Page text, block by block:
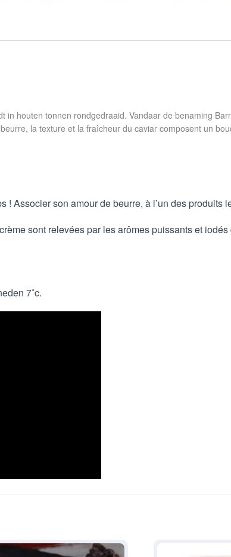
in houten tonnen rondgedraaid. Vandaar de benaming
beurre, la texture et la fraîcheur du caviar composent un
Associer son amour de beurre, à l’un des produits
sont relevées par les arômes puissants et
7˚c.